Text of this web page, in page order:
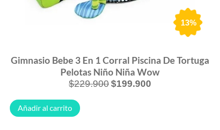
13%
Gimnasio Bebe 3 En 1 Corral Piscina De Tortuga
Pelotas Niño Niña Wow
$229.900$199.900
Añadir al carrito